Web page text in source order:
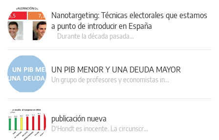
Nanotargeting: Técnicas electorales que estamos
a punto de introducir en España
Durante la década pasada…
UN PIB MENOR Y UNA DEUDA MAYOR
Un grupo de profesores y economistas in…
publicación nueva
D‘Hondt es inocente. La circunscr…